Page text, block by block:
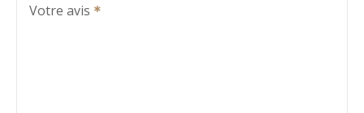
Votre avis